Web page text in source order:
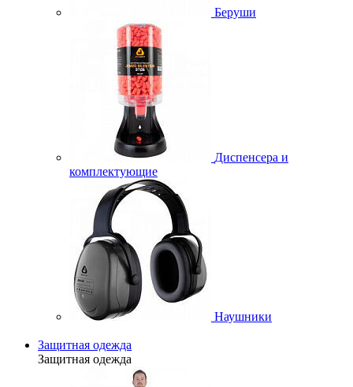
Беруши
Диспенсера и
комплектующие
Наушники
Защитная одежда
Защитная одежда